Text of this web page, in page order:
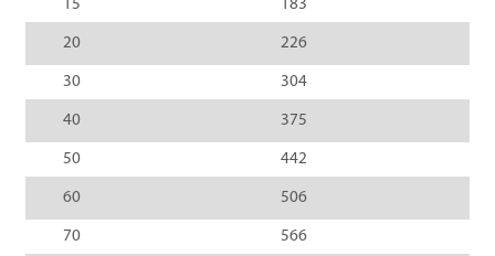
15 183
20 226
30 304
40 375
50 442
60 506
70 566